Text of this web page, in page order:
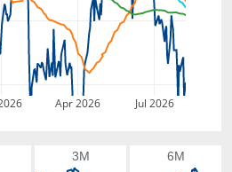
Apr 2026 Jul 2026
3M 6M